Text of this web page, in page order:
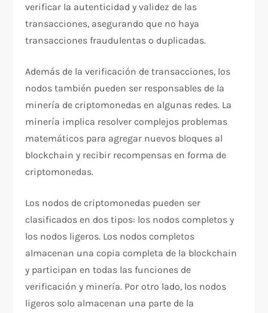
verificar la autenticidad y validez de las
transacciones, asegurando que no haya
transacciones fraudulentas o duplicadas.
Además de la verificación de transacciones, los
nodos también pueden ser responsables de la
minería de criptomonedas en algunas redes. La
minería implica resolver complejos problemas
matemáticos para agregar nuevos bloques al
blockchain y recibir recompensas en forma de
criptomonedas.
Los nodos de criptomonedas pueden ser
clasificados en dos tipos: los nodos completos y
los nodos ligeros. Los nodos completos
almacenan una copia completa de la blockchain
y participan en todas las funciones de
verificación y minería. Por otro lado, los nodos
ligeros solo almacenan una parte de la